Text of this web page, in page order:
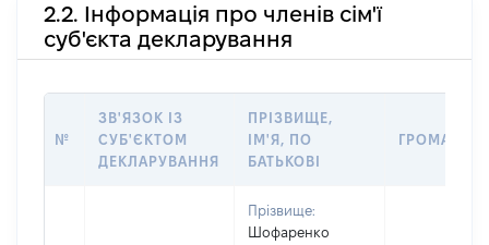
2.2. Інформація про членів сім'ї
суб'єкта декларування
№
ЗВ'ЯЗОК ІЗ
СУБ'ЄКТОМ
ДЕКЛАРУВАННЯ
ПРІЗВИЩЕ,
ІМ'Я, ПО
БАТЬКОВІ
Прізвище:
Шофаренко